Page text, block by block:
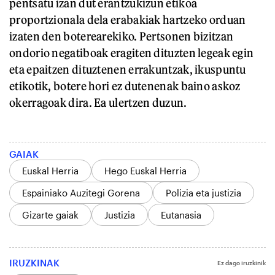
pentsatu izan dut erantzukizun etikoa
proportzionala dela erabakiak hartzeko orduan
izaten den boterearekiko. Pertsonen bizitzan
ondorio negatiboak eragiten dituzten legeak egin
eta epaitzen dituztenen errakuntzak, ikuspuntu
etikotik, botere hori ez dutenenak baino askoz
okerragoak dira. Ea ulertzen duzun.
GAIAK
Euskal Herria
Hego Euskal Herria
Espainiako Auzitegi Gorena
Polizia eta justizia
Gizarte gaiak
Justizia Eutanasia
IRUZKINAK Ez dago iruzkinik